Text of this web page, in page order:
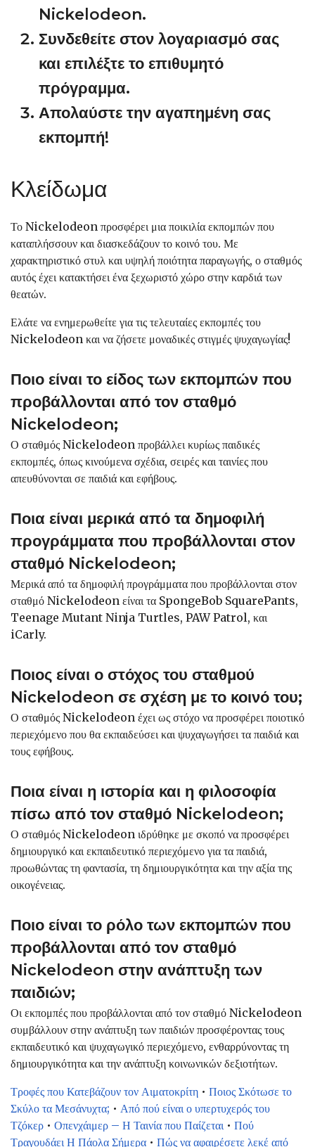
Nickelodeon.
Συνδεθείτε στον λογαριασμό σας
και επιλέξτε το επιθυμητό
πρόγραμμα.
Απολαύστε την αγαπημένη σας
εκπομπή!
Κλείδωμα
Το Nickelodeon προσφέρει μια ποικιλία εκπομπών που
καταπλήσσουν και διασκεδάζουν το κοινό του. Με
χαρακτηριστικό στυλ και υψηλή ποιότητα παραγωγής, ο σταθμός
αυτός έχει κατακτήσει ένα ξεχωριστό χώρο στην καρδιά των
θεατών.
Ελάτε να ενημερωθείτε για τις τελευταίες εκπομπές του
Nickelodeon και να ζήσετε μοναδικές στιγμές ψυχαγωγίας!
Ποιο είναι το είδος των εκπομπών που
προβάλλονται από τον σταθμό
Nickelodeon;
Ο σταθμός Nickelodeon προβάλλει κυρίως παιδικές
εκπομπές, όπως κινούμενα σχέδια, σειρές και ταινίες που
απευθύνονται σε παιδιά και εφήβους.
Ποια είναι μερικά από τα δημοφιλή
προγράμματα που προβάλλονται στον
σταθμό Nickelodeon;
Μερικά από τα δημοφιλή προγράμματα που προβάλλονται στον
σταθμό Nickelodeon είναι τα SpongeBob SquarePants,
Teenage Mutant Ninja Turtles, PAW Patrol, και
iCarly.
Ποιος είναι ο στόχος του σταθμού
Nickelodeon σε σχέση με το κοινό του;
Ο σταθμός Nickelodeon έχει ως στόχο να προσφέρει ποιοτικό
περιεχόμενο που θα εκπαιδεύσει και ψυχαγωγήσει τα παιδιά και
τους εφήβους.
Ποια είναι η ιστορία και η φιλοσοφία
πίσω από τον σταθμό Nickelodeon;
Ο σταθμός Nickelodeon ιδρύθηκε με σκοπό να προσφέρει
δημιουργικό και εκπαιδευτικό περιεχόμενο για τα παιδιά,
προωθώντας τη φαντασία, τη δημιουργικότητα και την αξία της
οικογένειας.
Ποιο είναι το ρόλο των εκπομπών που
προβάλλονται από τον σταθμό
Nickelodeon στην ανάπτυξη των
παιδιών;
Οι εκπομπές που προβάλλονται από τον σταθμό Nickelodeon
συμβάλλουν στην ανάπτυξη των παιδιών προσφέροντας τους
εκπαιδευτικό και ψυχαγωγικό περιεχόμενο, ενθαρρύνοντας τη
δημιουργικότητα και την ανάπτυξη κοινωνικών δεξιοτήτων.
Τροφές που Κατεβάζουν τον Αιματοκρίτη • Ποιος Σκότωσε το
Σκύλο τα Μεσάνυχτα; • Από πού είναι ο υπερτυχερός του
Τζόκερ • Οπενχάιμερ – Η Ταινία που Παίζεται • Πού
Τραγουδάει Η Πάολα Σήμερα • Πώς να αφαιρέσετε λεκέ από